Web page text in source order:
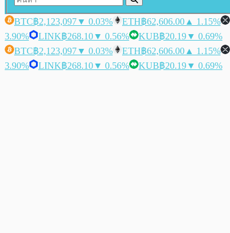
BTC฿2,123,097▼ 0.03% ETH฿62,606.00 ▲ 1.15%
3.90%
LINK฿268.10▼ 0.56% KUB฿20.19▼ 0.69%
BTC฿2,123,097▼ 0.03% ETH฿62,606.00 ▲ 1.15%
3.90%
LINK฿268.10▼ 0.56% KUB฿20.19▼ 0.69%